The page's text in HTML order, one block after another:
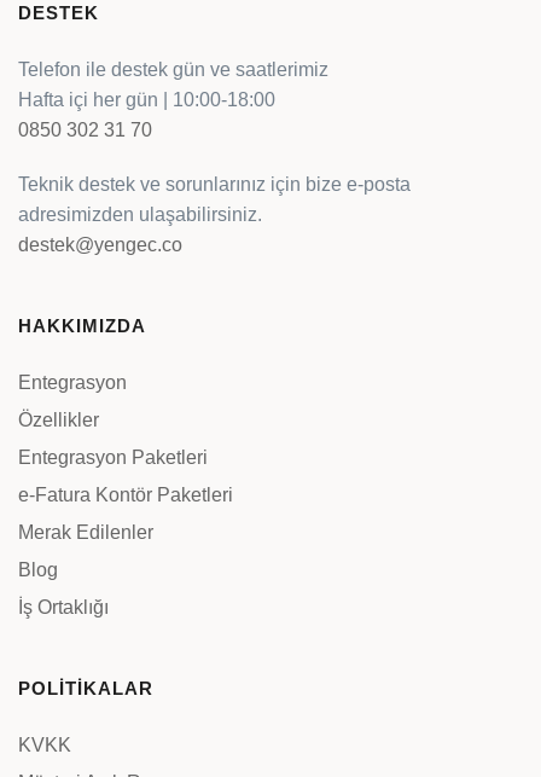
DESTEK
Telefon ile destek gün ve saatlerimiz
Hafta içi her gün | 10:00-18:00
0850 302 31 70
Teknik destek ve sorunlarınız için bize e-posta
adresimizden ulaşabilirsiniz.
destek@yengec.co
HAKKIMIZDA
Entegrasyon
Özellikler
Entegrasyon Paketleri
e-Fatura Kontör Paketleri
Merak Edilenler
Blog
İş Ortaklığı
POLİTİKALAR
KVKK